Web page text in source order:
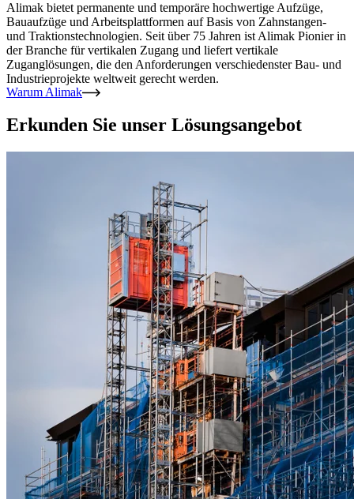
Alimak bietet permanente und temporäre hochwertige Aufzüge,
Bauaufzüge und Arbeitsplattformen auf Basis von Zahnstangen-
und Traktionstechnologien. Seit über 75 Jahren ist Alimak Pionier in
der Branche für vertikalen Zugang und liefert vertikale
Zuganglösungen, die den Anforderungen verschiedenster Bau- und
Industrieprojekte weltweit gerecht werden.
Warum Alimak
Erkunden Sie unser Lösungsangebot